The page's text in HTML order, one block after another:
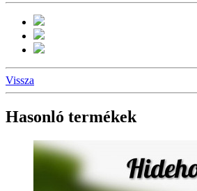
Vissza
Hasonló termékek